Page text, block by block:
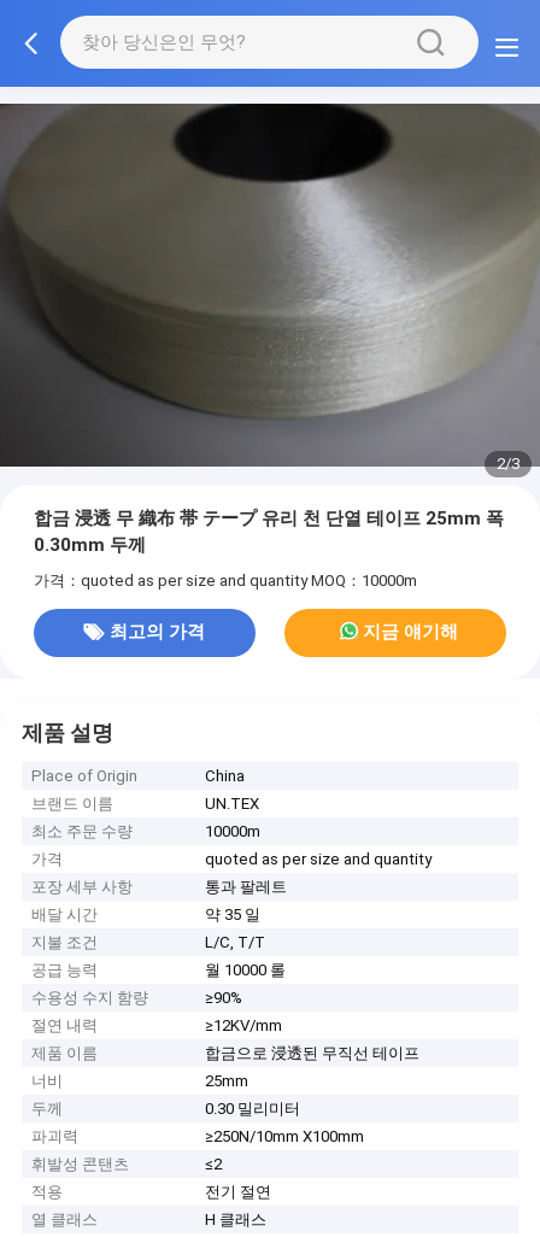
2/3
합금 浸透 무 織布 帯 テープ 유리 천 단열 테이프 25mm 폭
0.30mm 두께
가격：quoted as per size and quantity MOQ：10000m
최고의 가격 지금 얘기해
제품 설명
Place of Origin
China
브랜드 이름
UN.TEX
최소 주문 수량
10000m
가격
quoted as per size and quantity
포장 세부 사항
통과 팔레트
배달 시간
약 35 일
지불 조건
L/C, T/T
공급 능력
월 10000 롤
수용성 수지 함량
≥90%
절연 내력
≥12KV/mm
제품 이름
합금으로 浸透된 무직선 테이프
너비
25mm
두께
0.30 밀리미터
파괴력
≥250N/10mm X100mm
휘발성 콘탠츠
≤2
적용
전기 절연
열 클래스
H 클래스